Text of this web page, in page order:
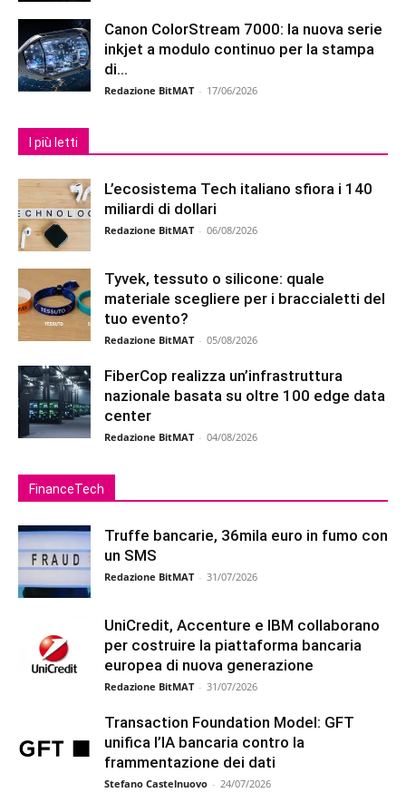
Canon ColorStream 7000: la nuova serie
inkjet a modulo continuo per la stampa
di...
Redazione BitMAT - 17/06/2026
I più letti
L’ecosistema Tech italiano sfiora i 140
miliardi di dollari
Redazione BitMAT - 06/08/2026
Tyvek, tessuto o silicone: quale
materiale scegliere per i braccialetti del
tuo evento?
Redazione BitMAT - 05/08/2026
FiberCop realizza un’infrastruttura
nazionale basata su oltre 100 edge data
center
Redazione BitMAT - 04/08/2026
FinanceTech
Truffe bancarie, 36mila euro in fumo con
un SMS
Redazione BitMAT - 31/07/2026
UniCredit, Accenture e IBM collaborano
per costruire la piattaforma bancaria
europea di nuova generazione
Redazione BitMAT - 31/07/2026
Transaction Foundation Model: GFT
unifica l’IA bancaria contro la
frammentazione dei dati
Stefano Castelnuovo - 24/07/2026